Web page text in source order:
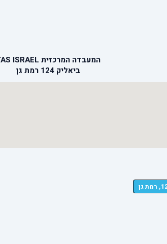
המעבדה המרכזית TAS ISRAEL
ביאליק 124 רמת גן